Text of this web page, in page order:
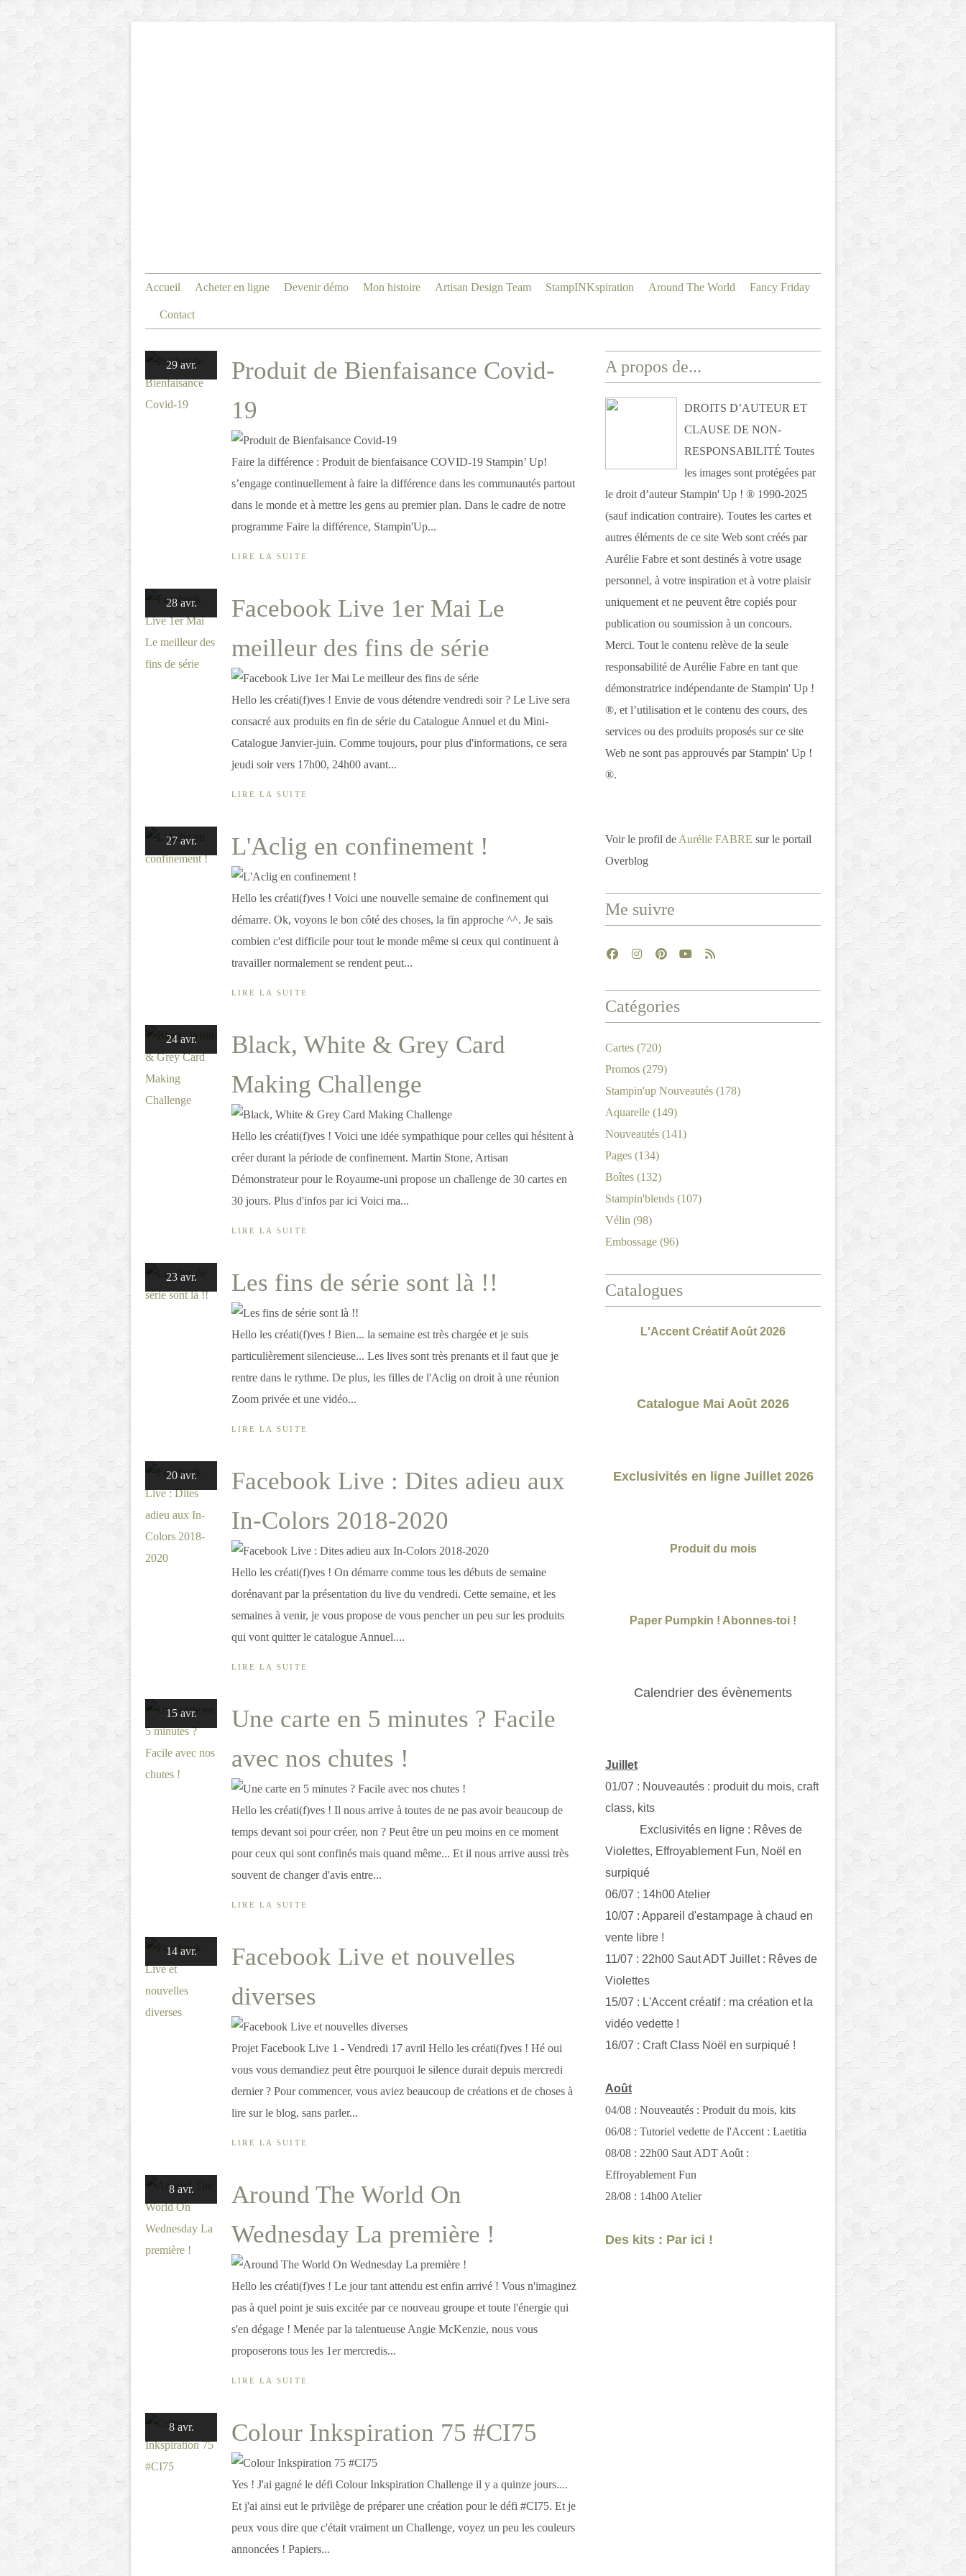
Accueil Acheter en ligne Devenir démo Mon histoire Artisan Design Team StampINKspiration Around The World Fancy Friday
Contact
29 avr.
Produit de Bienfaisance Covid-
19
Faire la différence : Produit de bienfaisance COVID-19 Stampin’ Up!
s’engage continuellement à faire la différence dans les communautés partout
dans le monde et à mettre les gens au premier plan. Dans le cadre de notre
programme Faire la différence, Stampin'Up...
LIRE LA SUITE
28 avr.
Facebook Live 1er Mai Le
meilleur des fins de série
Hello les créati(f)ves ! Envie de vous détendre vendredi soir ? Le Live sera
consacré aux produits en fin de série du Catalogue Annuel et du Mini-
Catalogue Janvier-juin. Comme toujours, pour plus d'informations, ce sera
jeudi soir vers 17h00, 24h00 avant...
LIRE LA SUITE
27 avr. L'Aclig en confinement !
Hello les créati(f)ves ! Voici une nouvelle semaine de confinement qui
démarre. Ok, voyons le bon côté des choses, la fin approche ^^. Je sais
combien c'est difficile pour tout le monde même si ceux qui continuent à
travailler normalement se rendent peut...
LIRE LA SUITE
24 avr.
Black, White & Grey Card
Making Challenge
Hello les créati(f)ves ! Voici une idée sympathique pour celles qui hésitent à
créer durant la période de confinement. Martin Stone, Artisan
Démonstrateur pour le Royaume-uni propose un challenge de 30 cartes en
30 jours. Plus d'infos par ici Voici ma...
LIRE LA SUITE
23 avr. Les fins de série sont là !!
Hello les créati(f)ves ! Bien... la semaine est très chargée et je suis
particulièrement silencieuse... Les lives sont très prenants et il faut que je
rentre dans le rythme. De plus, les filles de l'Aclig on droit à une réunion
Zoom privée et une vidéo...
LIRE LA SUITE
20 avr.
Facebook Live : Dites adieu aux
In-Colors 2018-2020
Hello les créati(f)ves ! On démarre comme tous les débuts de semaine
dorénavant par la présentation du live du vendredi. Cette semaine, et les
semaines à venir, je vous propose de vous pencher un peu sur les produits
qui vont quitter le catalogue Annuel....
LIRE LA SUITE
15 avr.
Une carte en 5 minutes ? Facile
avec nos chutes !
Hello les créati(f)ves ! Il nous arrive à toutes de ne pas avoir beaucoup de
temps devant soi pour créer, non ? Peut être un peu moins en ce moment
pour ceux qui sont confinés mais quand même... Et il nous arrive aussi très
souvent de changer d'avis entre...
LIRE LA SUITE
14 avr.
Facebook Live et nouvelles
diverses
Projet Facebook Live 1 - Vendredi 17 avril Hello les créati(f)ves ! Hé oui
vous vous demandiez peut être pourquoi le silence durait depuis mercredi
dernier ? Pour commencer, vous aviez beaucoup de créations et de choses à
lire sur le blog, sans parler...
LIRE LA SUITE
8 avr.
Around The World On
Wednesday La première !
Hello les créati(f)ves ! Le jour tant attendu est enfin arrivé ! Vous n'imaginez
pas à quel point je suis excitée par ce nouveau groupe et toute l'énergie qui
s'en dégage ! Menée par la talentueuse Angie McKenzie, nous vous
proposerons tous les 1er mercredis...
LIRE LA SUITE
8 avr. Colour Inkspiration 75 #CI75
Yes ! J'ai gagné le défi Colour Inkspiration Challenge il y a quinze jours....
Et j'ai ainsi eut le privilège de préparer une création pour le défi #CI75. Et je
peux vous dire que c'était vraiment un Challenge, voyez un peu les couleurs
annoncées ! Papiers...
A propos de...
DROITS D’AUTEUR ET
CLAUSE DE NON-
RESPONSABILITÉ Toutes
les images sont protégées par
le droit d’auteur Stampin' Up ! ® 1990-2025
(sauf indication contraire). Toutes les cartes et
autres éléments de ce site Web sont créés par
Aurélie Fabre et sont destinés à votre usage
personnel, à votre inspiration et à votre plaisir
uniquement et ne peuvent être copiés pour
publication ou soumission à un concours.
Merci. Tout le contenu relève de la seule
responsabilité de Aurélie Fabre en tant que
démonstratrice indépendante de Stampin' Up !
®, et l’utilisation et le contenu des cours, des
services ou des produits proposés sur ce site
Web ne sont pas approuvés par Stampin' Up !
®.
Voir le profil de Aurélie FABRE sur le portail
Overblog
Me suivre
Catégories
Cartes (720)
Promos (279)
Stampin'up Nouveautés (178)
Aquarelle (149)
Nouveautés (141)
Pages (134)
Boîtes (132)
Stampin'blends (107)
Vélin (98)
Embossage (96)
Catalogues
L'Accent Créatif Août 2026
Catalogue Mai Août 2026
Exclusivités en ligne Juillet 2026
Produit du mois
Paper Pumpkin ! Abonnes-toi !
Calendrier des évènements
Juillet
01/07 : Nouveautés : produit du mois, craft
class, kits
Exclusivités en ligne : Rêves de
Violettes, Effroyablement Fun, Noël en
surpiqué
06/07 : 14h00 Atelier
10/07 : Appareil d'estampage à chaud en
vente libre !
11/07 : 22h00 Saut ADT Juillet : Rêves de
Violettes
15/07 : L'Accent créatif : ma création et la
vidéo vedette !
16/07 : Craft Class Noël en surpiqué !
Août
04/08 : Nouveautés : Produit du mois, kits
06/08 : Tutoriel vedette de l'Accent : Laetitia
08/08 : 22h00 Saut ADT Août :
Effroyablement Fun
28/08 : 14h00 Atelier
Des kits : Par ici !